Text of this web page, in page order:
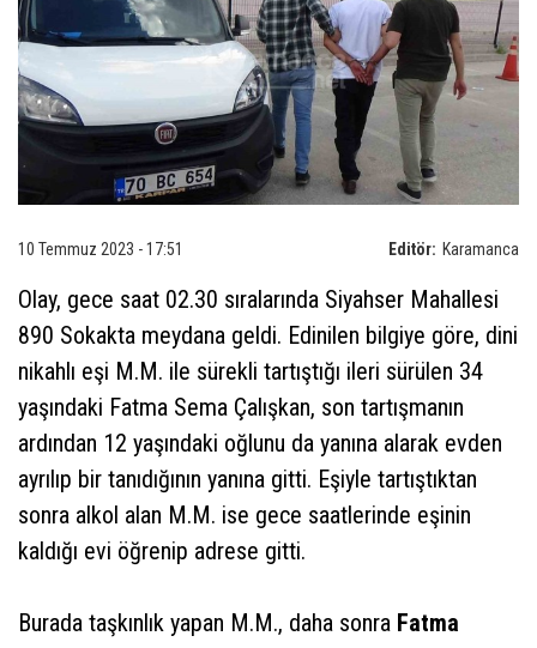
Editör: Karamanca
10 Temmuz 2023 - 17:51
Olay, gece saat 02.30 sıralarında Siyahser Mahallesi
890 Sokakta meydana geldi. Edinilen bilgiye göre, dini
nikahlı eşi M.M. ile sürekli tartıştığı ileri sürülen 34
yaşındaki Fatma Sema Çalışkan, son tartışmanın
ardından 12 yaşındaki oğlunu da yanına alarak evden
ayrılıp bir tanıdığının yanına gitti. Eşiyle tartıştıktan
sonra alkol alan M.M. ise gece saatlerinde eşinin
kaldığı evi öğrenip adrese gitti.
Burada taşkınlık yapan M.M., daha sonra Fatma